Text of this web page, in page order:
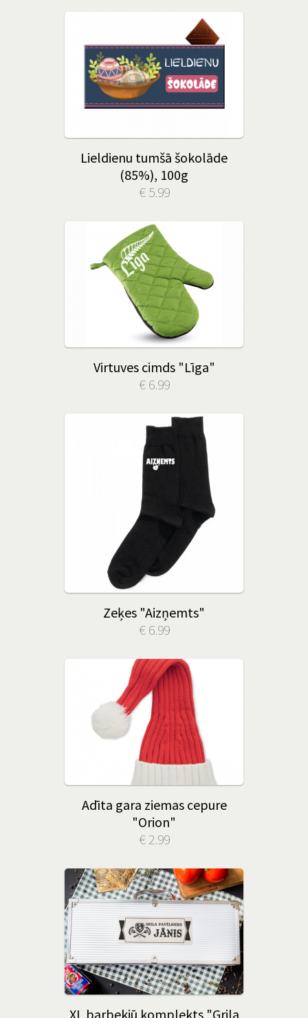
Lieldienu tumšā šokolāde
(85%), 100g
€ 5.99
Virtuves cimds "Līga"
€ 6.99
Zeķes "Aizņemts"
€ 6.99
Adīta gara ziemas cepure
"Orion"
€ 2.99
XL barbekjū komplekts "Grila